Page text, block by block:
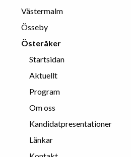
Västermalm
Össeby
Österåker
Startsidan
Aktuellt
Program
Om oss
Kandidatpresentationer
Länkar